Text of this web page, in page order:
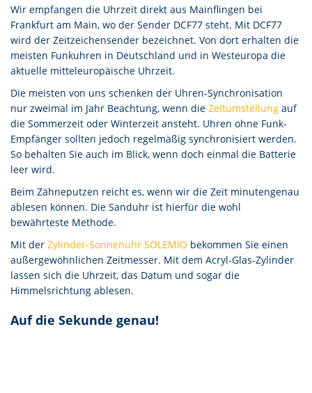
Wir empfangen die Uhrzeit direkt aus Mainflingen bei
Frankfurt am Main, wo der Sender DCF77 steht. Mit DCF77
wird der Zeitzeichensender bezeichnet. Von dort erhalten die
meisten Funkuhren in Deutschland und in Westeuropa die
aktuelle mitteleuropäische Uhrzeit.
Die meisten von uns schenken der Uhren-Synchronisation
nur zweimal im Jahr Beachtung, wenn die Zeitumstellung auf
die Sommerzeit oder Winterzeit ansteht. Uhren ohne Funk-
Empfänger sollten jedoch regelmäßig synchronisiert werden.
So behalten Sie auch im Blick, wenn doch einmal die Batterie
leer wird.
Beim Zähneputzen reicht es, wenn wir die Zeit minutengenau
ablesen können. Die Sanduhr ist hierfür die wohl
bewährteste Methode.
Mit der Zylinder-Sonnenuhr SOLEMIO bekommen Sie einen
außergewöhnlichen Zeitmesser. Mit dem Acryl-Glas-Zylinder
lassen sich die Uhrzeit, das Datum und sogar die
Himmelsrichtung ablesen.
Auf die Sekunde genau!